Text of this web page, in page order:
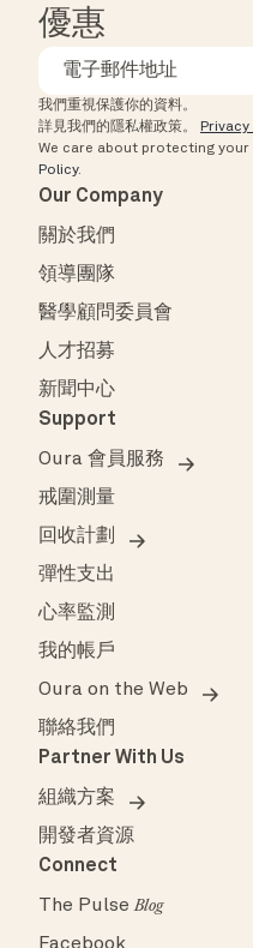
優惠
我們重視保護你的資料。
詳見我們的隱私權政策。
Privacy
We care about protecting your
Policy.
Our Company
關於我們
領導團隊
醫學顧問委員會
人才招募
新聞中心
Support
Oura 會員服務
戒圍測量
回收計劃
彈性支出
心率監測
我的帳戶
Oura on the Web
聯絡我們
Partner With Us
組織方案
開發者資源
Connect
The PulseBlog